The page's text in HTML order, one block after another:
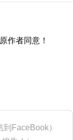
作者同意！
到FaceBook）